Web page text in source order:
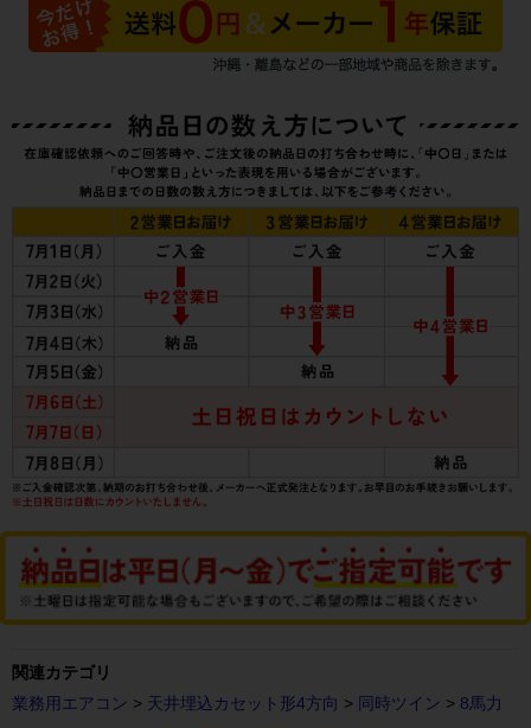
関連カテゴリ
業務用エアコン > 天井埋込カセット形4方向 > 同時ツイン > 8馬力